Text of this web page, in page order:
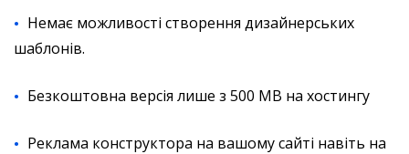
Немає можливості створення дизайнерських
шаблонів.
Безкоштовна версія лише з 500 МВ на хостингу
Реклама конструктора на вашому сайті навіть на